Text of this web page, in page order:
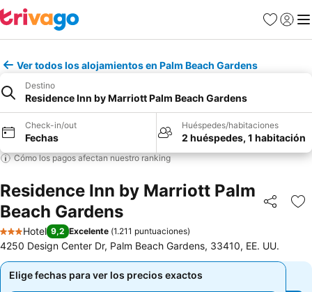
Favoritos
Iniciar
Ver todos los alojamientos en Palm Beach Gardens
Destino
Residence Inn by Marriott Palm Beach Gardens
Check-in/out
Fechas
Huéspedes/habitaciones
2 huéspedes, 1 habitación
Cómo los pagos afectan nuestro ranking
Residence Inn by Marriott Palm
Beach Gardens
Compartir
3 Estrellas
Hotel 9,2 Excelente (1.211 puntuaciones)
4250 Design Center Dr, Palm Beach Gardens, 33410, EE. UU.
Elige fechas para ver los precios exactos
Elige fechas para ver los precios exactos